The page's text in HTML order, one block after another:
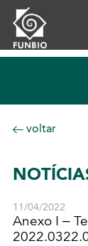
voltar
11/04/2022
Anexo I –